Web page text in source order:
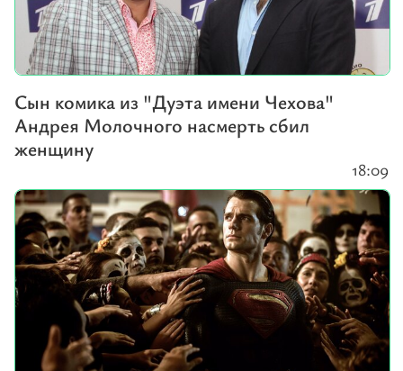
Сын комика из "Дуэта имени Чехова"
Андрея Молочного насмерть сбил
женщину
18:09